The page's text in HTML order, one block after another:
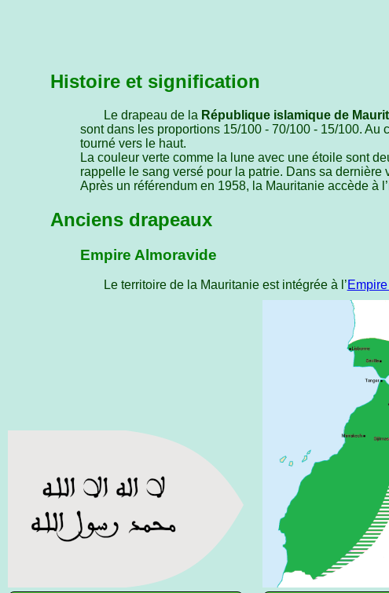
Histoire et signification
Le drapeau de la République islamique de
sont dans les proportions 15/100 - 70/100 - 15/100.
tourné vers le haut.
La couleur verte comme la lune avec une étoile sont
rappelle le sang versé pour la patrie. Dans sa
Après un référendum en 1958, la Mauritanie accède à
Anciens drapeaux
Empire Almoravide
Le territoire de la Mauritanie est intégrée à l’